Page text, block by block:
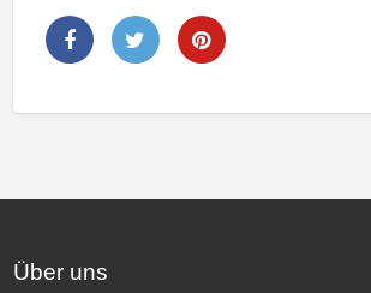
Über uns